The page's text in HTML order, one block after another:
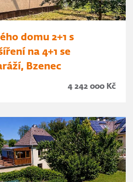
domu 2+1 s
na 4+1 se
Bzenec
4 242 000 Kč